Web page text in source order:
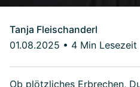
Tanja Fleischanderl
01.08.2025 • 4 Min Lesezeit
Ob plötzliches Erbrechen,